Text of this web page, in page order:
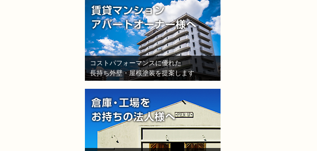
コストパフォーマンスに優れた
長持ち外壁・屋根塗装を提案します